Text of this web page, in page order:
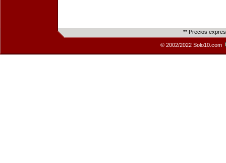
** Precios
© 2002/2022 Solo10.com